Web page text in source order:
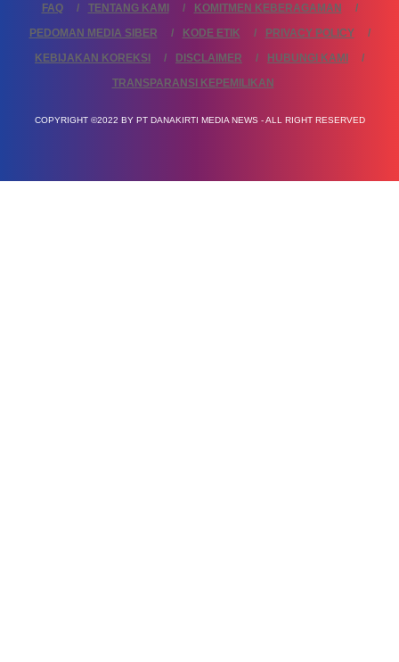
FAQ
TENTANG KAMI
KOMITMEN KEBERAGAMAN
PEDOMAN MEDIA SIBER
KODE ETIK
PRIVACY POLICY
KEBIJAKAN KOREKSI
DISCLAIMER
HUBUNGI KAMI
TRANSPARANSI KEPEMILIKAN
COPYRIGHT ©2022 BY PT DANAKIRTI MEDIA NEWS - ALL RIGHT RESERVED